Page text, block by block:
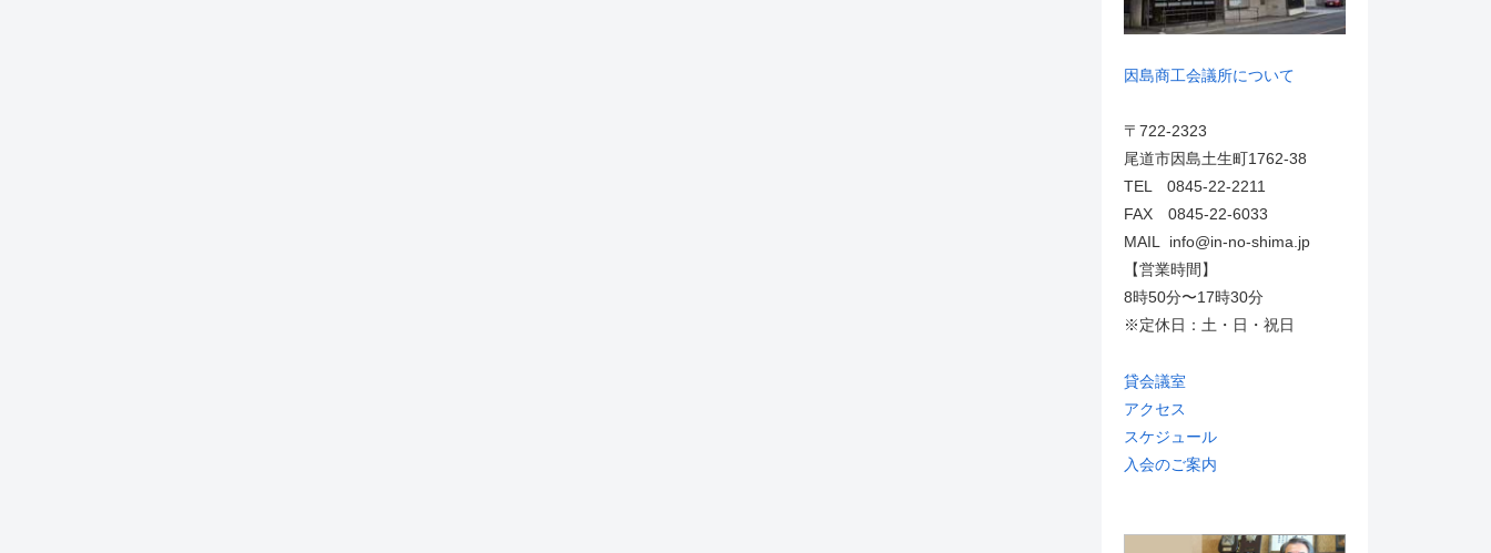
因島商工会議所について
〒722-2323
尾道市因島土生町1762-38
TEL 0845-22-2211
FAX 0845-22-6033
MAIL info@in-no-shima.jp
【営業時間】
8時50分〜17時30分
※定休日：土・日・祝日
貸会議室
アクセス
スケジュール
入会のご案内